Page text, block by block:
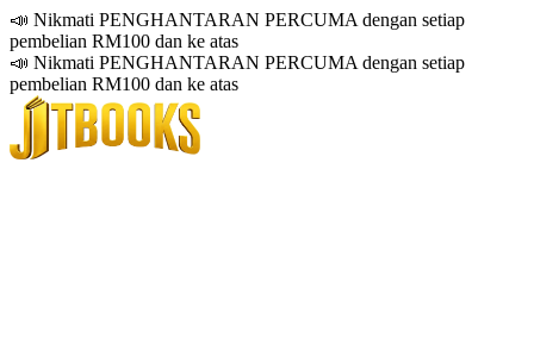
📣 Nikmati PENGHANTARAN PERCUMA dengan setiap
pembelian RM100 dan ke atas
📣 Nikmati PENGHANTARAN PERCUMA dengan setiap
pembelian RM100 dan ke atas